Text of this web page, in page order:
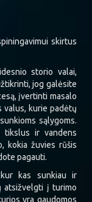
skirtus
storio valai,
jog galėsite
įvertinti masalo
kurie padėtų
sąlygoms.
tikslus ir vandens
kokia žuvies rūšis
pagauti.
kas sunkiau ir
atsižvelgti į turimo
yra gaudomos